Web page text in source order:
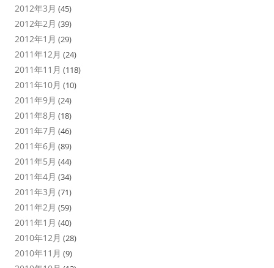
2012年3月 (45)
2012年2月 (39)
2012年1月 (29)
2011年12月 (24)
2011年11月 (118)
2011年10月 (10)
2011年9月 (24)
2011年8月 (18)
2011年7月 (46)
2011年6月 (89)
2011年5月 (44)
2011年4月 (34)
2011年3月 (71)
2011年2月 (59)
2011年1月 (40)
2010年12月 (28)
2010年11月 (9)